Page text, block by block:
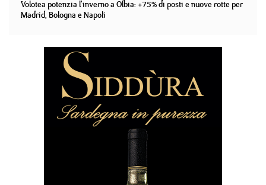
Volotea potenzia l'inverno a Olbia: +75% di posti e nuove rotte per
Madrid, Bologna e Napoli